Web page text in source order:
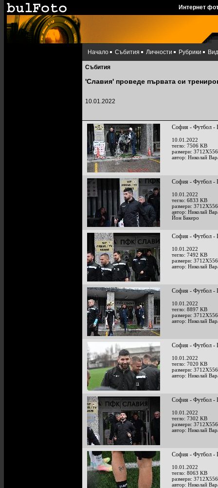
Интернет
Начало Събития Личности Рубрики
Събития
'Славия' проведе първата си
10.01.2022
София - Футбол -
10.01.2022
тегло: 7506 KB
размери:
автор: Николай
София - Футбол -
10.01.2022
тегло: 6833 KB
размери:
автор: Николай
Йон Бакеро
София - Футбол -
10.01.2022
тегло: 7492 KB
размери:
автор: Николай
София - Футбол -
10.01.2022
тегло: 8897 KB
размери:
автор: Николай
София - Футбол -
10.01.2022
тегло: 7020 KB
размери:
автор: Николай
София - Футбол -
10.01.2022
тегло: 7302 KB
размери:
автор: Николай
София - Футбол -
10.01.2022
тегло: 8063 KB
размери:
автор: Николай